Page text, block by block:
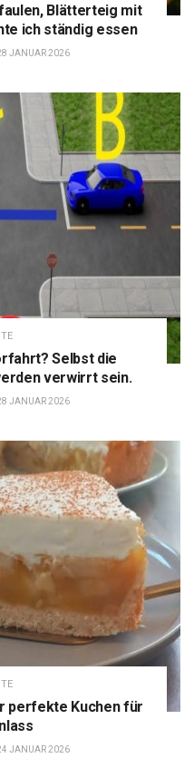
Blätterteig mit
ich ständig essen
JANUAR 2026
Selbst die
verwirrt sein.
JANUAR 2026
perfekte Kuchen für
JANUAR 2026